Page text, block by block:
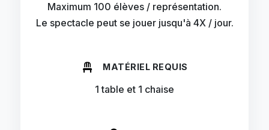
Maximum 100 élèves / représentation.
Le spectacle peut se jouer jusqu'à 4X / jour.
MATÉRIEL REQUIS
1 table et 1 chaise